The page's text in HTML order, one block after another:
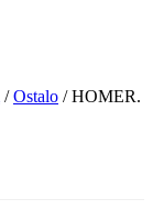
/Ostalo / HOMER.